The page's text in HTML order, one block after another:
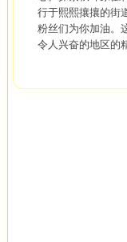
行于熙熙攘攘的街
粉丝们为你加油。
令人兴奋的地区的